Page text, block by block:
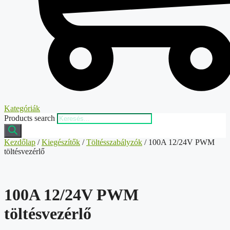
Kategóriák
Products search
Kezdőlap /Kiegészítők /Töltésszabályzók / 100A 12/24V PWM
töltésvezérlő
100A 12/24V PWM
töltésvezérlő